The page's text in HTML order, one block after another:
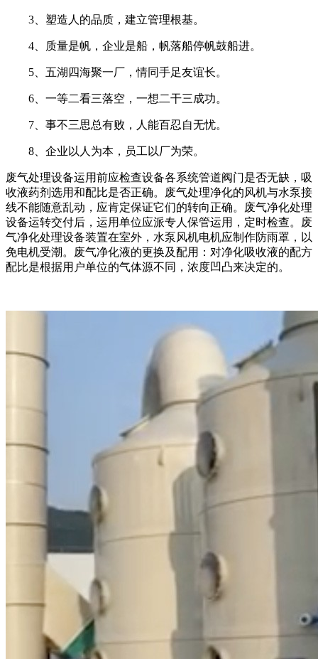
3、塑造人的品质，建立管理根基。
4、质量是帆，企业是船，帆落船停帆鼓船进。
5、五湖四海聚一厂，情同手足友谊长。
6、一等二看三落空，一想二干三成功。
7、事不三思总有败，人能百忍自无忧。
8、企业以人为本，员工以厂为荣。
废气处理设备运用前应检查设备各系统管道阀门是否无缺，吸
收液药剂选用和配比是否正确。废气处理净化的风机与水泵接
线不能随意乱动，应肯定保证它们的转向正确。废气净化处理
设备运转交付后，运用单位应派专人保管运用，定时检查。废
气净化处理设备装置在室外，水泵风机电机应制作防雨罩，以
免电机受潮。废气净化液的更换及配用：对净化吸收液的配方
配比是根据用户单位的气体源不同，浓度凹凸来决定的。